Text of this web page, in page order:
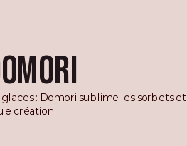
: Domori sublime les sorbets et
création.